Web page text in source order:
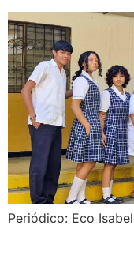
Periódico: Eco